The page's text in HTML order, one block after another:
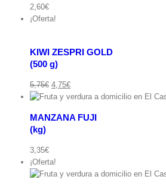
2,60€
¡Oferta!
ZESPRI
GOLD(500
g)
Añadir
al
Detalles
rápida
KIWI ZESPRI GOLD
(500 g)
5,75€ El
precio
era:
4,75€El
precio
es:
MANZANA FUJI
(kg)
3,35€
¡Oferta!